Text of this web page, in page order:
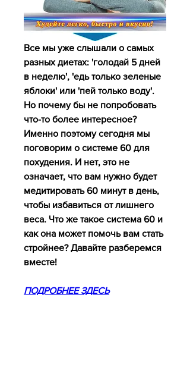
Все мы уже слышали о самых
разных диетах: 'голодай 5 дней
в неделю', 'едь только зеленые
яблоки' или 'пей только воду'.
Но почему бы не попробовать
что-то более интересное?
Именно поэтому сегодня мы
поговорим о системе 60 для
похудения. И нет, это не
означает, что вам нужно будет
медитировать 60 минут в день,
чтобы избавиться от лишнего
веса. Что же такое система 60 и
как она может помочь вам стать
стройнее? Давайте разберемся
вместе!
ПОДРОБНЕЕ ЗДЕСЬ